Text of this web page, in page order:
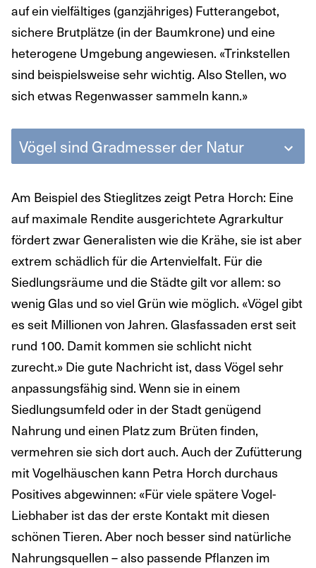
auf ein vielfältiges (ganzjähriges) Futterangebot,
sichere Brutplätze (in der Baumkrone) und eine
heterogene Umgebung angewiesen. «Trinkstellen
sind beispielsweise sehr wichtig. Also Stellen, wo
sich etwas Regenwasser sammeln kann.»
Vögel sind Gradmesser der Natur
Am Beispiel des Stieglitzes zeigt Petra Horch: Eine
auf maximale Rendite ausgerichtete Agrarkultur
fördert zwar Generalisten wie die Krähe, sie ist aber
extrem schädlich für die Artenvielfalt. Für die
Siedlungsräume und die Städte gilt vor allem: so
wenig Glas und so viel Grün wie möglich. «Vögel gibt
es seit Millionen von Jahren. Glasfassaden erst seit
rund 100. Damit kommen sie schlicht nicht
zurecht.» Die gute Nachricht ist, dass Vögel sehr
anpassungsfähig sind. Wenn sie in einem
Siedlungsumfeld oder in der Stadt genügend
Nahrung und einen Platz zum Brüten finden,
vermehren sie sich dort auch. Auch der Zufütterung
mit Vogelhäuschen kann Petra Horch durchaus
Positives abgewinnen: «Für viele spätere Vogel-
Liebhaber ist das der erste Kontakt mit diesen
schönen Tieren. Aber noch besser sind natürliche
Nahrungsquellen – also passende Pflanzen im